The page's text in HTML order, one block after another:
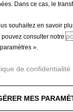
sol ont été
tenue au
au
Dans ce cas, le
souhaitez en savoir
pouvez consulter notre
».
de confidentialité
GÉRER MES